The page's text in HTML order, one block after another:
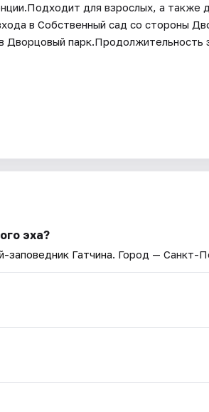
для взрослых, а также
в Собственный сад со стороны
Дворцовый парк.Продолжительность
эха?
заповедник Гатчина. Город — Санкт-